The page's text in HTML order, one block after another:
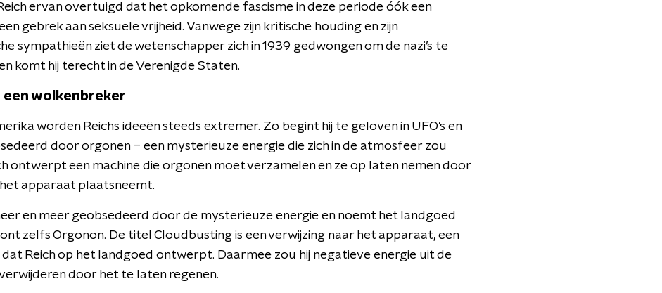
ervan overtuigd dat het opkomende fascisme in deze periode óók een
gebrek aan seksuele vrijheid. Vanwege zijn kritische houding en zijn
sympathieën ziet de wetenschapper zich in 1939 gedwongen om de nazi’s te
komt hij terecht in de Verenigde Staten.
een wolkenbreker
worden Reichs ideeën steeds extremer. Zo begint hij te geloven in UFO's en
door orgonen – een mysterieuze energie die zich in de atmosfeer zou
ontwerpt een machine die orgonen moet verzamelen en ze op laten nemen door
apparaat plaatsneemt.
en meer geobsedeerd door de mysterieuze energie en noemt het landgoed
zelfs Orgonon. De titel Cloudbusting is een verwijzing naar het apparaat, een
dat Reich op het landgoed ontwerpt. Daarmee zou hij negatieve energie uit de
door het te laten regenen.